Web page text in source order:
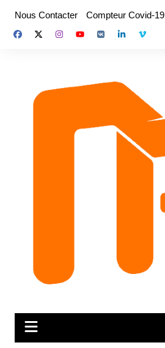
contenu
Nous Contacter Compteur Covid-19